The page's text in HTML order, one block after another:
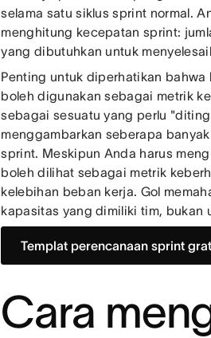
selama satu siklus sprint normal.
menghitung kecepatan sprint:
yang dibutuhkan untuk
Penting untuk diperhatikan
boleh digunakan sebagai metrik
sebagai sesuatu yang perlu
menggambarkan seberapa
sprint. Meskipun Anda harus
boleh dilihat sebagai metrik
kelebihan beban kerja. Gol
kapasitas yang dimiliki tim, bukan
Templat perencanaan sprint
Cara